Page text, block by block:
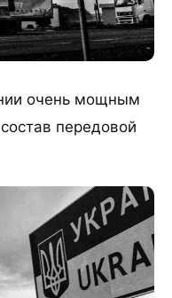
очень мощным
передовой